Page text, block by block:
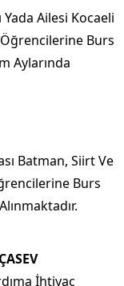
Yada Ailesi Kocaeli
Burs
Aylarında
Batman, Siirt Ve
Burs
İhtiyaç